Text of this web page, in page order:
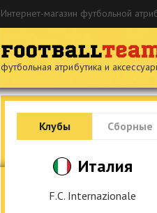
Интернет-магазин футбольной
футбольная атрибутика и
Клубы Сборные
Италия
F.C. Internazionale